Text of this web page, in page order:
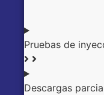
Pruebas de
Descargas